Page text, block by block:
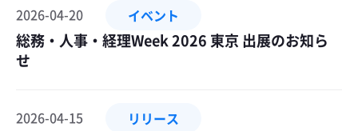
2026-04-20 イベント
総務・人事・経理Week 2026 東京 出展のお知ら
せ
2026-04-15 リリース